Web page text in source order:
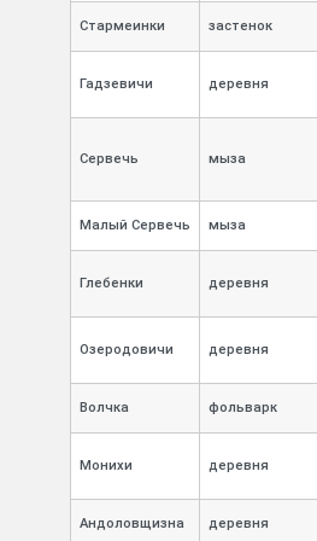
Стармеинки застенок
Гадзевичи деревня
Сервечь мыза
Малый Сервечь мыза
Глебенки деревня
Озеродовичи деревня
Волчка фольварк
Монихи деревня
Андоловщизна деревня